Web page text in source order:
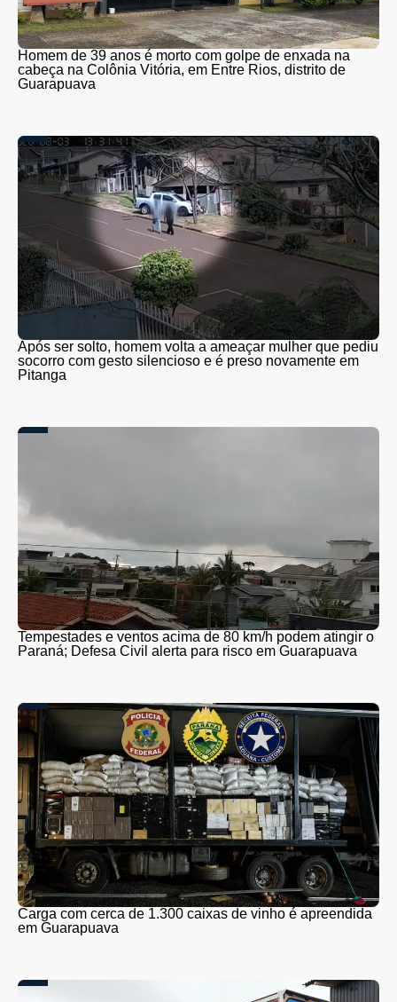
Homem de 39 anos é morto com golpe de enxada na
cabeça na Colônia Vitória, em Entre Rios, distrito de
Guarapuava
Após ser solto, homem volta a ameaçar mulher que pediu
socorro com gesto silencioso e é preso novamente em
Pitanga
Tempestades e ventos acima de 80 km/h podem atingir o
Paraná; Defesa Civil alerta para risco em Guarapuava
Carga com cerca de 1.300 caixas de vinho é apreendida
em Guarapuava